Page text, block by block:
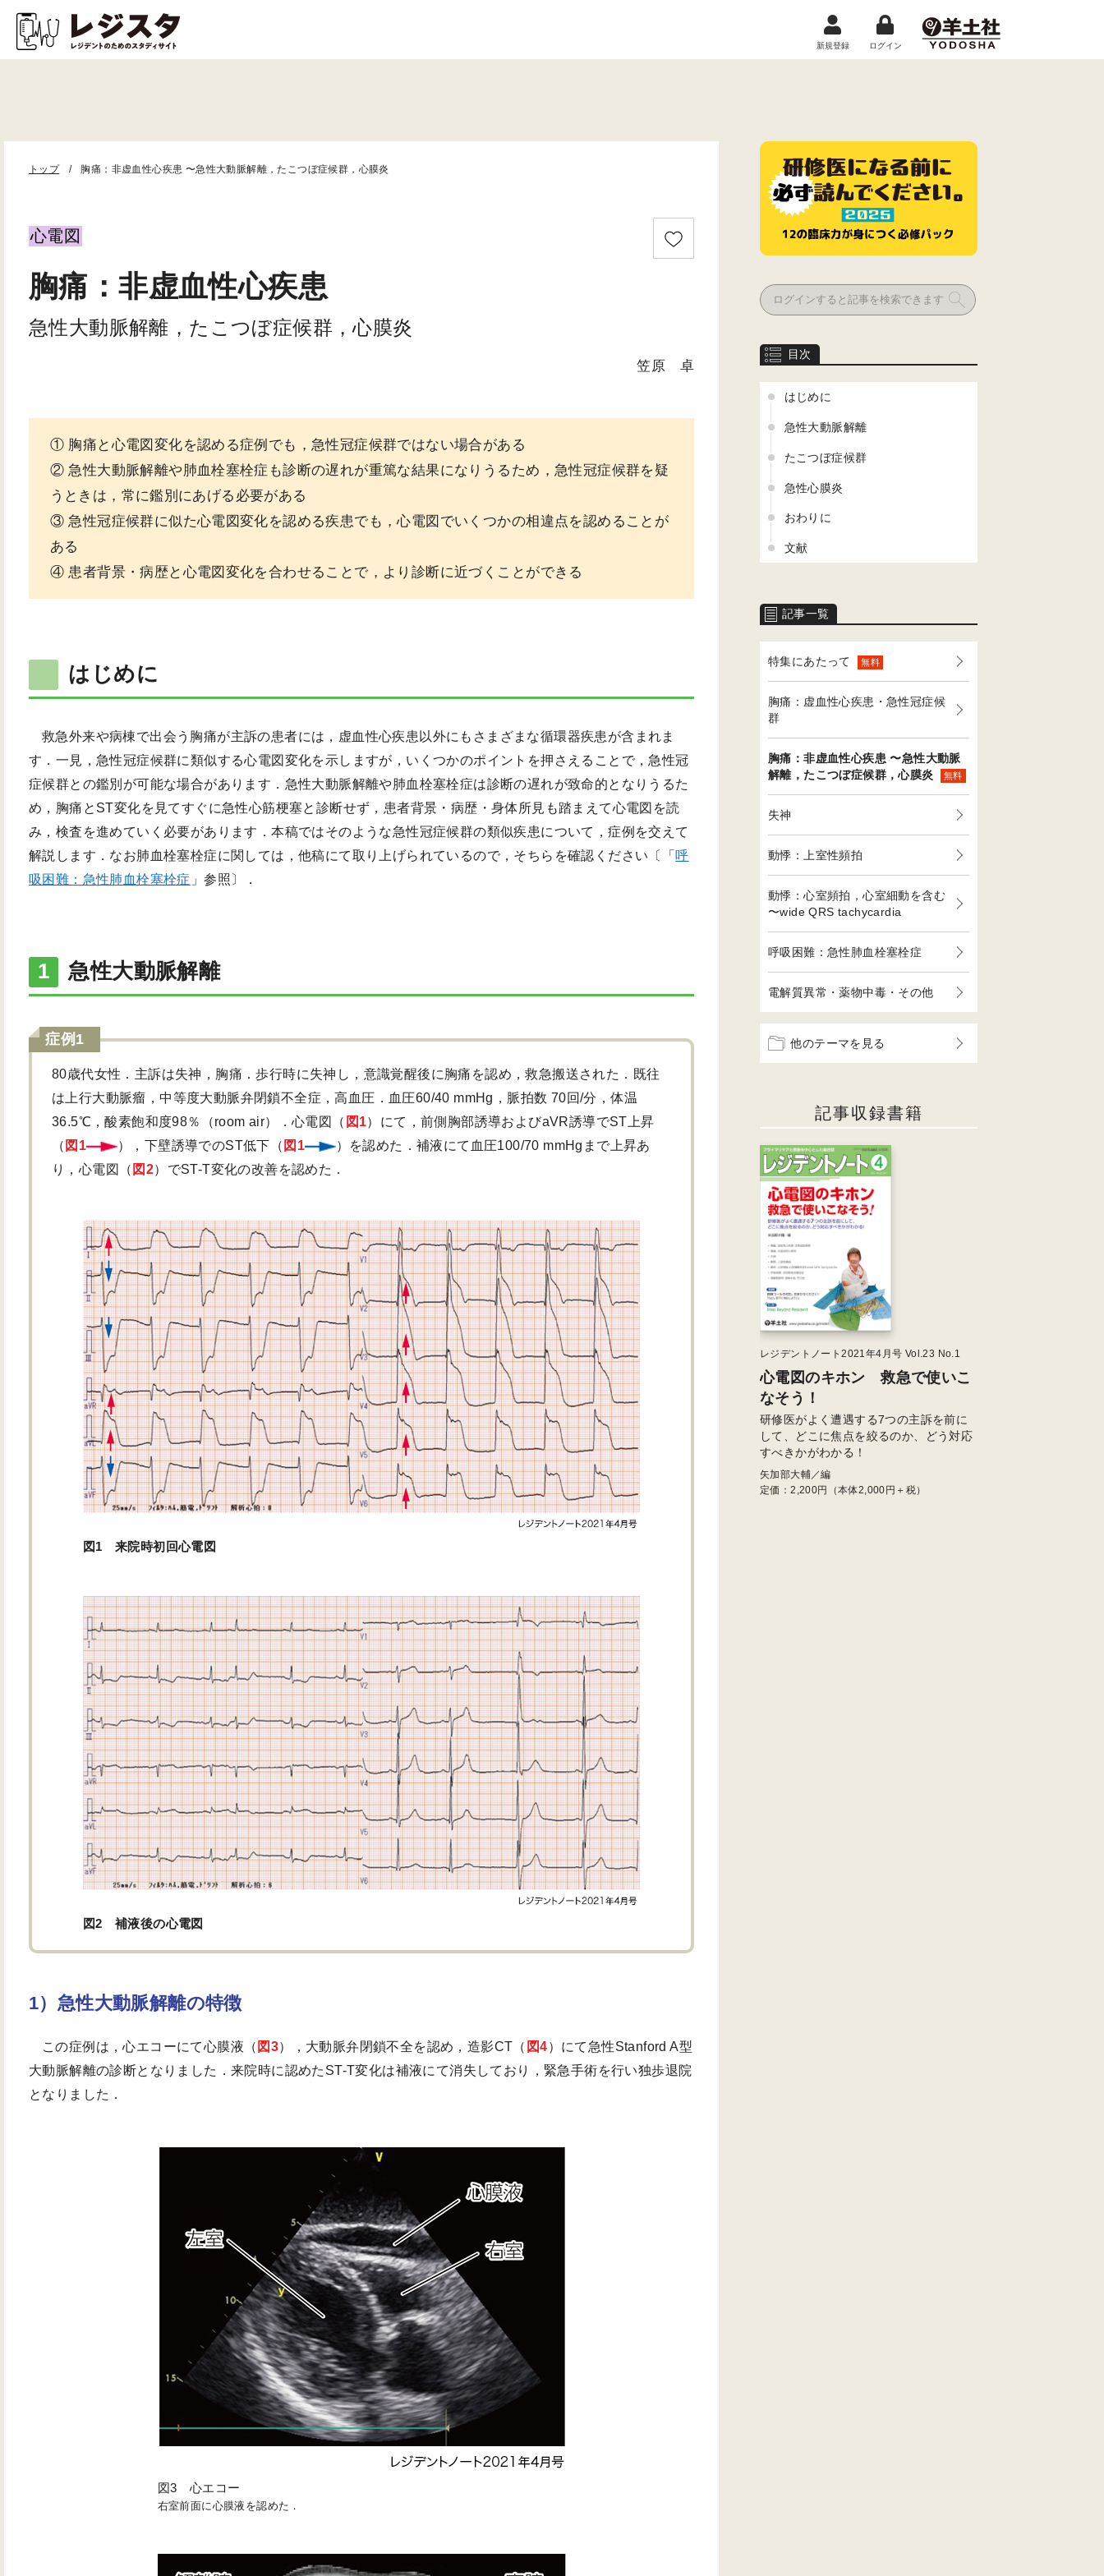
新規登録 ログイン
目次
はじめに
急性大動脈解離
たこつぼ症候群
急性心膜炎
おわりに
文献
記事一覧
特集にあたって 無料
胸痛：虚血性心疾患・急性冠症候
群
胸痛：非虚血性心疾患 〜急性大動脈
解離，たこつぼ症候群，心膜炎
無料
失神
動悸：上室性頻拍
動悸：心室頻拍，心室細動を含む
〜wide QRS tachycardia
呼吸困難：急性肺血栓塞栓症
電解質異常・薬物中毒・その他
他のテーマを見る
記事収録書籍
レジデントノート2021年4月号 Vol.23 No.1
心電図のキホン 救急で使いこ
なそう！
研修医がよく遭遇する7つの主訴を前に
して、どこに焦点を絞るのか、どう対応
すべきかがわかる！
矢加部大輔／編
定価：2,200円（本体2,000円＋税）
トップ 胸痛：非虚血性心疾患 〜急性大動脈解離，たこつぼ症候群，心膜炎
心電図
胸痛：非虚血性心疾患
急性大動脈解離，たこつぼ症候群，心膜炎
笠原 卓
① 胸痛と心電図変化を認める症例でも，急性冠症候群ではない場合がある
② 急性大動脈解離や肺血栓塞栓症も診断の遅れが重篤な結果になりうるため，急性冠症候群を疑
うときは，常に鑑別にあげる必要がある
③ 急性冠症候群に似た心電図変化を認める疾患でも，心電図でいくつかの相違点を認めることが
ある
④ 患者背景・病歴と心電図変化を合わせることで，より診断に近づくことができる
はじめに
救急外来や病棟で出会う胸痛が主訴の患者には，虚血性心疾患以外にもさまざまな循環器疾患が含まれま
す．一見，急性冠症候群に類似する心電図変化を示しますが，いくつかのポイントを押さえることで，急性冠
症候群との鑑別が可能な場合があります．急性大動脈解離や肺血栓塞栓症は診断の遅れが致命的となりうるた
め，胸痛とST変化を見てすぐに急性心筋梗塞と診断せず，患者背景・病歴・身体所見も踏まえて心電図を読
み，検査を進めていく必要があります．本稿ではそのような急性冠症候群の類似疾患について，症例を交えて
解説します．なお肺血栓塞栓症に関しては，他稿にて取り上げられているので，そちらを確認ください〔「 呼
吸困難：急性肺血栓塞栓症 」参照〕．
急性大動脈解離
症例1
80歳代女性．主訴は失神，胸痛．歩行時に失神し，意識覚醒後に胸痛を認め，救急搬送された．既往
は上行大動脈瘤，中等度大動脈弁閉鎖不全症，高血圧．血圧60/40 mmHg，脈拍数 70回/分，体温
36.5℃，酸素飽和度98％（room air）．心電図（ 図1）にて，前側胸部誘導およびaVR誘導でST上昇
（ 図1 ），下壁誘導でのST低下（ 図1
）を認めた．補液にて血圧100/70 mmHgまで上昇あ
り，心電図（ 図2）でST-T変化の改善を認めた．
図1 来院時初回心電図
図2 補液後の心電図
急性大動脈解離の特徴
この症例は，心エコーにて心膜液（ 図3），大動脈弁閉鎖不全を認め，造影CT（ 図4）にて急性Stanford A型
大動脈解離の診断となりました．来院時に認めたST-T変化は補液にて消失しており，緊急手術を行い独歩退院
となりました．
図3 心エコー
右室前面に心膜液を認めた．